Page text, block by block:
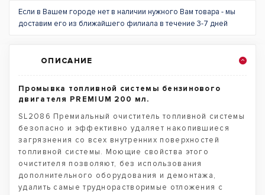
Если в Вашем городе нет в наличии нужного Вам товара - мы
доставим его из ближайшего филиала в течение 3-7 дней
ОПИСАНИЕ
Промывка топливной системы бензинового
двигателя PREMIUM 200 мл.
SL2086 Премиальный очиститель топливной системы
безопасно и эффективно удаляет накопившиеся
загрязнения со всех внутренних поверхностей
топливной системы. Моющие свойства этого
очистителя позволяют, без использования
дополнительного оборудования и демонтажа,
удалить самые труднорастворимые отложения с